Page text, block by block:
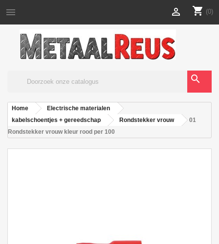
 shopping_cart (0)

search
Home
Electrische materialen
kabelschoentjes + gereedschap
Rondstekker vrouw
01
Rondstekker vrouw kleur rood per 100